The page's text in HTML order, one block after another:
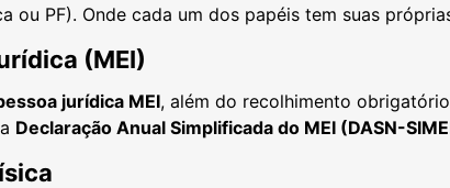
ou PF). Onde cada um dos papéis tem suas
(MEI)
jurídica MEI, além do recolhimento
Declaração Anual Simplificada do MEI (DASN-